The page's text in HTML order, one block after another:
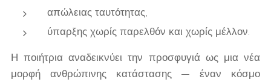
απώλειας ταυτότητας,
ύπαρξης χωρίς παρελθόν και χωρίς μέλλον.
Η ποιήτρια αναδεικνύει την προσφυγιά ως μια νέα
μορφή ανθρώπινης κατάστασης — έναν κόσμο